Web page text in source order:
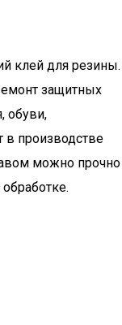
клей для резины.
защитных
обуви,
в производстве
можно прочно